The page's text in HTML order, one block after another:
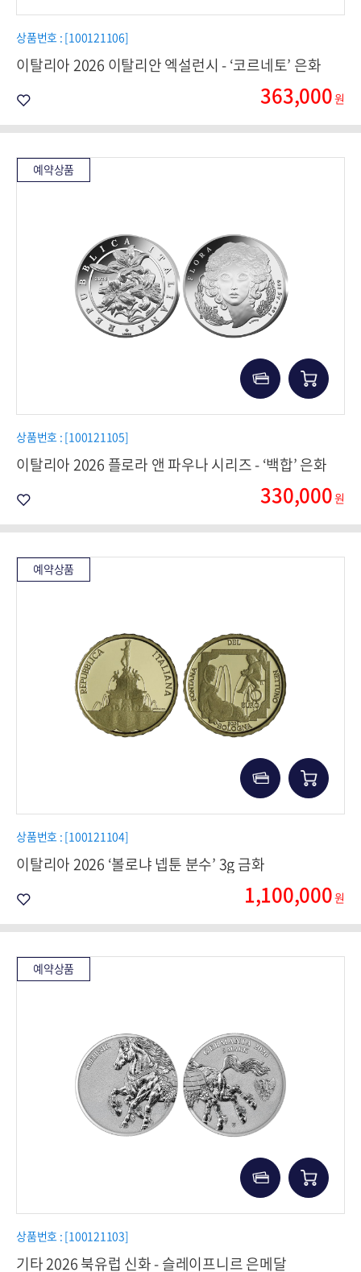
상품번호 : [100121106]
이탈리아 2026 이탈리안 엑설런시 - ‘코르네토’ 은화
363,000원
예약상품
상품번호 : [100121105]
이탈리아 2026 플로라 앤 파우나 시리즈 - ‘백합’ 은화
330,000원
예약상품
상품번호 : [100121104]
이탈리아 2026 ‘볼로냐 넵툰 분수’ 3g 금화
1,100,000원
예약상품
상품번호 : [100121103]
기타 2026 북유럽 신화 - 슬레이프니르 은메달